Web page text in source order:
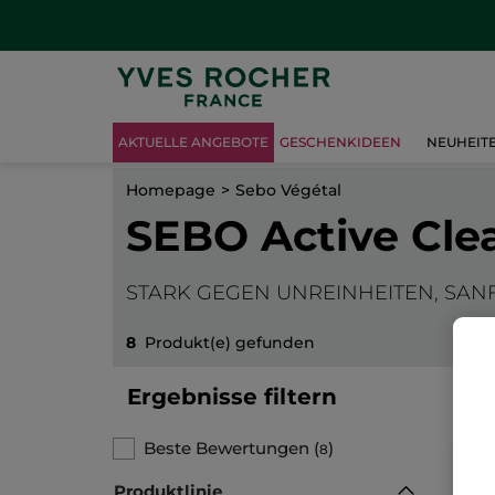
AKTUELLE ANGEBOTE GESCHENKIDEEN
Homepage Sebo Végétal
SEBO Active
STARK GEGEN UNREINHEITEN,
8 Produkt(e) gefunden
Ergebnisse filtern
Beste Bewertungen (8)